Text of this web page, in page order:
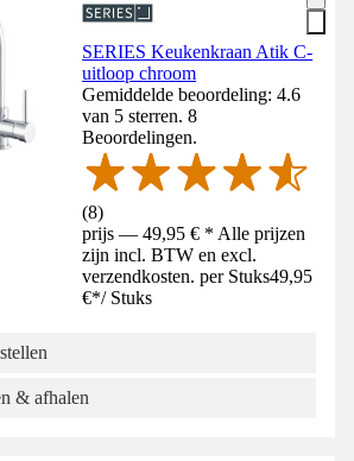
SERIES Keukenkraan Atik C-
uitloop chroom
Gemiddelde beoordeling: 4.6
van 5 sterren. 8
Beoordelingen.
(8)
prijs — 49,95 € * Alle prijzen
zijn incl. BTW en excl.
verzendkosten. per Stuks49,95
€*/ Stuks
& afhalen